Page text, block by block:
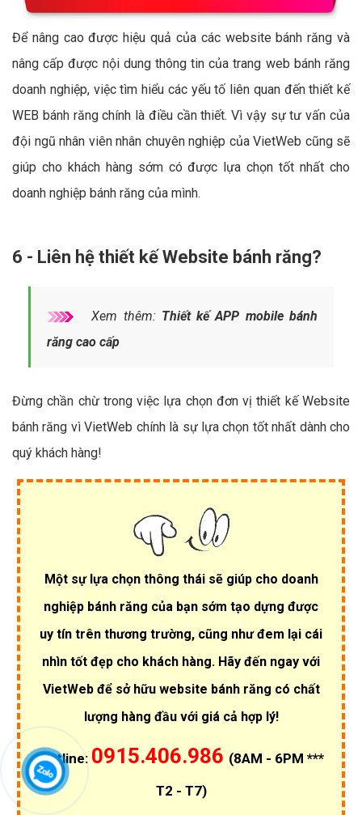
Để nâng cao được hiệu quả của các website bánh răng và
nâng cấp được nội dung thông tin của trang web bánh răng
doanh nghiệp, việc tìm hiểu các yếu tố liên quan đến thiết kế
WEB bánh răng chính là điều cần thiết. Vì vậy sự tư vấn của
đội ngũ nhân viên nhân chuyên nghiệp của VietWeb cũng sẽ
giúp cho khách hàng sớm có được lựa chọn tốt nhất cho
doanh nghiệp bánh răng của mình.
6 - Liên hệ thiết kế Website bánh răng?
Xem thêm: Thiết kế APP mobile bánh
răng cao cấp
Đừng chần chừ trong việc lựa chọn đơn vị thiết kế Website
bánh răng vì VietWeb chính là sự lựa chọn tốt nhất dành cho
quý khách hàng!
Một sự lựa chọn thông thái sẽ giúp cho doanh
nghiệp bánh răng của bạn sớm tạo dựng được
uy tín trên thương trường, cũng như đem lại cái
nhìn tốt đẹp cho khách hàng. Hãy đến ngay với
VietWeb để sở hữu website bánh răng có chất
lượng hàng đầu với giá cả hợp lý!
Hotline: 0915.406.986 (8AM - 6PM ***
T2 - T7)